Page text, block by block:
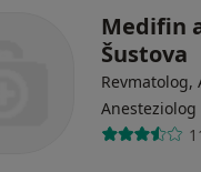
Medifin
Šustova
Revmatolog,
Anesteziolog